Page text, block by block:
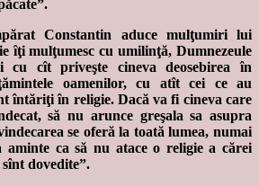
Constantin aduce mulţumiri lui
îţi mulţumesc cu umilinţă, Dumnezeule
cu cît priveşte cineva deosebirea în
oamenilor, cu atît cei ce au
întăriţi în religie. Dacă va fi cineva care
să nu arunce greşala sa asupra
se oferă la toată lumea, numai
aminte ca să nu atace o religie a cărei
dovedite”.